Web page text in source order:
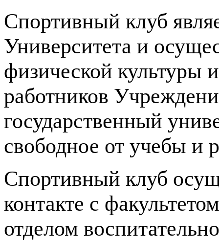
Спортивный клуб
Университета и
физической культуры
работников
государственный
свободное от учебы и
Спортивный клуб
контакте с
отделом